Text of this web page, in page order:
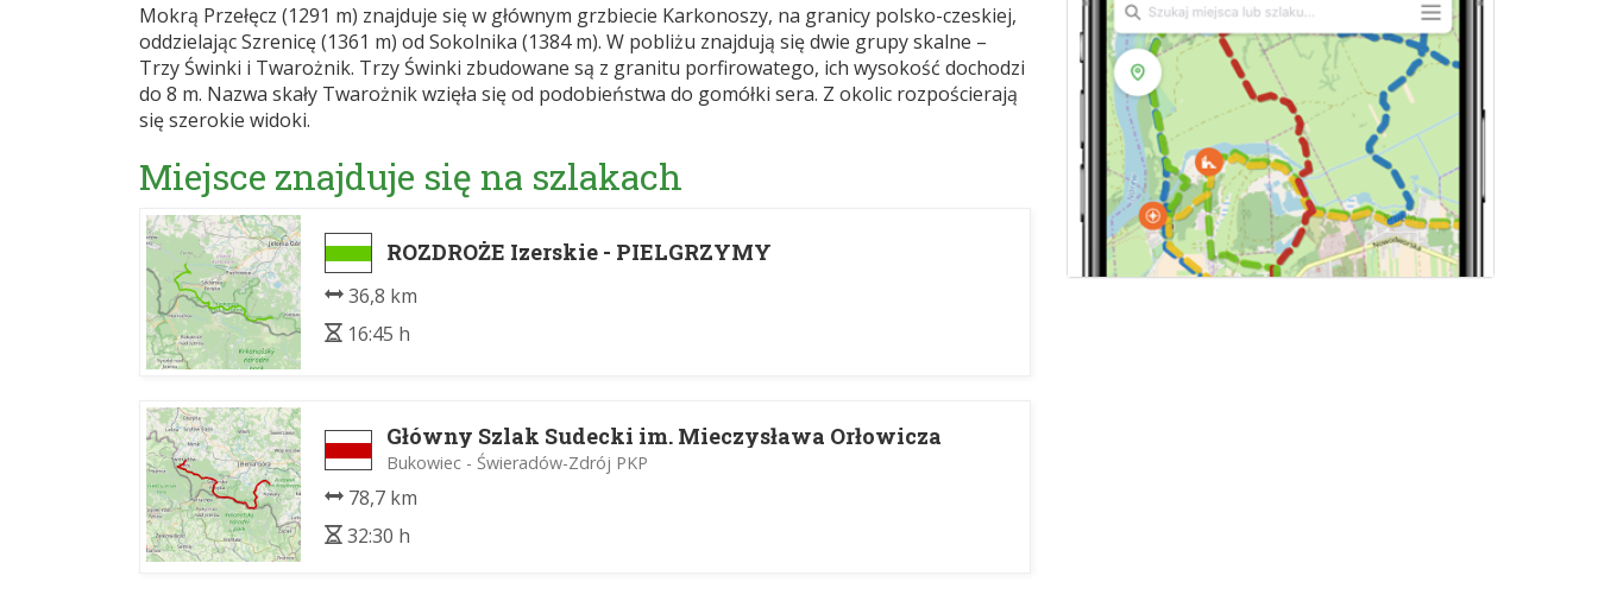
Mokrą Przełęcz (1291 m) znajduje się w głównym grzbiecie Karkonoszy, na granicy polsko-czeskiej,
oddzielając Szrenicę (1361 m) od Sokolnika (1384 m). W pobliżu znajdują się dwie grupy skalne –
Trzy Świnki i Twarożnik. Trzy Świnki zbudowane są z granitu porfirowatego, ich wysokość dochodzi
do 8 m. Nazwa skały Twarożnik wzięła się od podobieństwa do gomółki sera. Z okolic rozpościerają
się szerokie widoki.
Miejsce znajduje się na szlakach
ROZDROŻE Izerskie - PIELGRZYMY
36,8 km
16:45 h
Główny Szlak Sudecki im. Mieczysława Orłowicza
Bukowiec - Świeradów-Zdrój PKP
78,7 km
32:30 h